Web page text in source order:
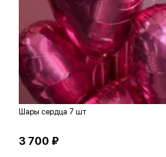
Шары сердца 7 шт
3 700 ₽